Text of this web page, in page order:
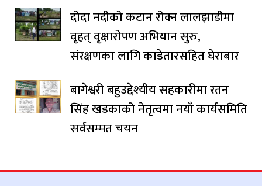
दोदा नदीको कटान रोक्न लालझाडीमा
वृहत् वृक्षारोपण अभियान सुरु,
संरक्षणका लागि काडेतारसहित घेराबार
बागेश्वरी बहुउद्देश्यीय सहकारीमा रतन
सिंह खडकाको नेतृत्वमा नयाँ कार्यसमिति
सर्वसम्मत चयन